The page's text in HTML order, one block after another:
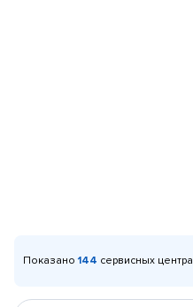
Показано 144 сервисных центра